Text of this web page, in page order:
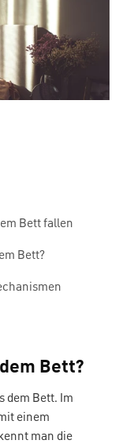
Bett fallen
Bett?
Bett?
dem Bett. Im
einem
man die